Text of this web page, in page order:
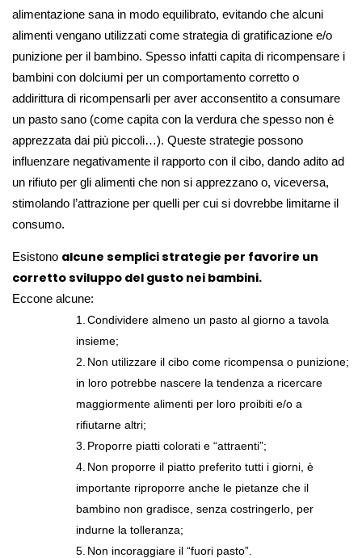
alimentazione sana in modo equilibrato, evitando che alcuni
alimenti vengano utilizzati come strategia di gratificazione e/o
punizione per il bambino. Spesso infatti capita di ricompensare i
bambini con dolciumi per un comportamento corretto o
addirittura di ricompensarli per aver acconsentito a consumare
un pasto sano (come capita con la verdura che spesso non è
apprezzata dai più piccoli…). Queste strategie possono
influenzare negativamente il rapporto con il cibo, dando adito ad
un rifiuto per gli alimenti che non si apprezzano o, viceversa,
stimolando l’attrazione per quelli per cui si dovrebbe limitarne il
consumo.
Esistono alcune semplici strategie per favorire un
corretto sviluppo del gusto nei bambini.
Eccone alcune:
1. Condividere almeno un pasto al giorno a tavola
insieme;
2. Non utilizzare il cibo come ricompensa o punizione;
in loro potrebbe nascere la tendenza a ricercare
maggiormente alimenti per loro proibiti e/o a
rifiutarne altri;
3. Proporre piatti colorati e “attraenti”;
4. Non proporre il piatto preferito tutti i giorni, è
importante riproporre anche le pietanze che il
bambino non gradisce, senza costringerlo, per
indurne la tolleranza;
5. Non incoraggiare il “fuori pasto”.